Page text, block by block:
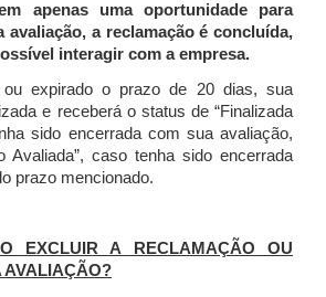
apenas uma oportunidade para
avaliação, a reclamação é concluída,
interagir com a empresa.
expirado o prazo de 20 dias, sua
e receberá o status de “Finalizada
sido encerrada com sua avaliação,
Avaliada”, caso tenha sido encerrada
prazo mencionado.
EXCLUIR A RECLAMAÇÃO OU
AVALIAÇÃO?